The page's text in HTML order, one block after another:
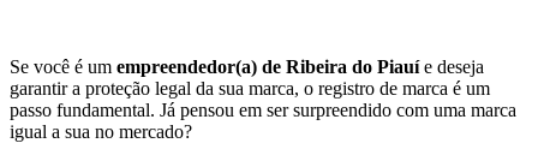
Se você é um empreendedor(a) de Ribeira do Piauíe deseja
garantir a proteção legal da sua marca, o registro de marca é um
passo fundamental. Já pensou em ser surpreendido com uma marca
igual a sua no mercado?